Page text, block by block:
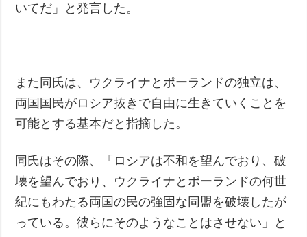
いてだ」と発言した。
また同氏は、ウクライナとポーランドの独立は、
両国国民がロシア抜きで自由に生きていくことを
可能とする基本だと指摘した。
同氏はその際、「ロシアは不和を望んでおり、破
壊を望んでおり、ウクライナとポーランドの何世
紀にもわたる両国の民の強固な同盟を破壊したが
っている。彼らにそのようなことはさせない」と